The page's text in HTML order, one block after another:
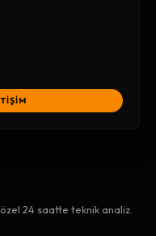
24 saatte teknik analiz.